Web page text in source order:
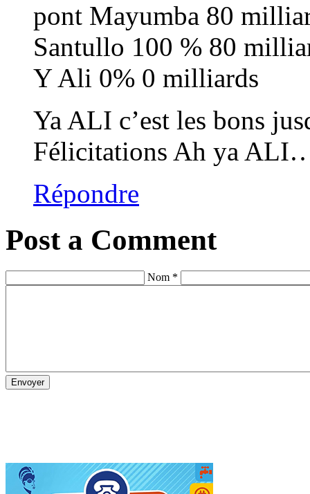
pont Mayumba 80
Santullo 100 % 80
Y Ali 0% 0 milliards
Ya ALI c’est les bons
Félicitations Ah ya
Répondre
Post a Comment
Nom *